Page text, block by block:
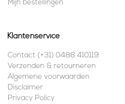
Mijn bestellingen
Klantenservice
Contact (+31) 0488 410119
Verzenden & retourneren
Algemene voorwaarden
Disclaimer
Privacy Policy